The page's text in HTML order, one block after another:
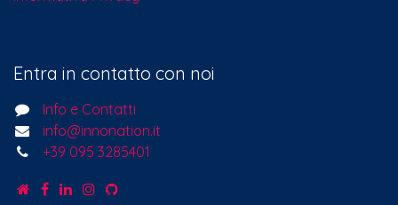
Entra in contatto con noi
Info e Contatti
info@innonation.it
+39 095 3285401